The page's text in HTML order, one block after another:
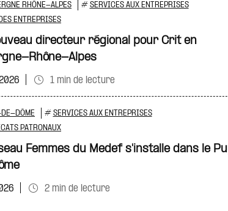
RHÔNE-ALPES # SERVICES AUX ENTREPRISES
ENTREPRISES
directeur régional pour Crit en
Rhône-Alpes
1 min de lecture
DÔME # SERVICES AUX ENTREPRISES
PATRONAUX
Femmes du Medef s'installe dans le
2 min de lecture